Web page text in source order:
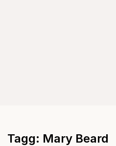
Tagg: Mary Beard